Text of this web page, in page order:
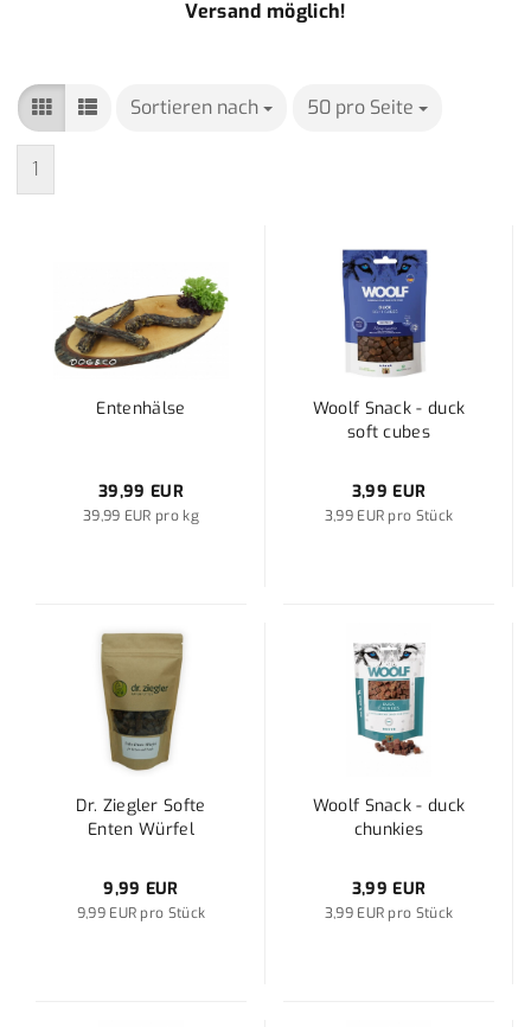
Versand möglich!
Sortieren nach
Sortieren nach 50 pro Seite
pro Seite
1
Entenhälse
39,99 EUR
39,99 EUR pro kg
Woolf Snack - duck
soft cubes
3,99 EUR
3,99 EUR pro Stück
Dr. Ziegler Softe
Enten Würfel
9,99 EUR
9,99 EUR pro Stück
Woolf Snack - duck
chunkies
3,99 EUR
3,99 EUR pro Stück